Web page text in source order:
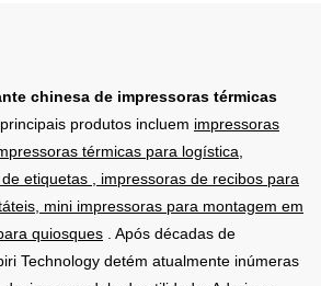
oferece mais de 100.000 leituras por
produtividade durante todo o dia.
varejo, controle de estoque e armazéns
chinesa de impressoras térmicas
produtos incluem impressoras
térmicas para logística,
etiquetas , impressoras de recibos para
mini impressoras para montagem em
quiosques . Após décadas de
Technology detém atualmente inúmeras